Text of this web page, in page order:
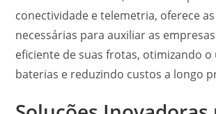
conectividade e telemetria, oferece
necessárias para auxiliar as
eficiente de suas frotas, otimizando o
baterias e reduzindo custos a longo